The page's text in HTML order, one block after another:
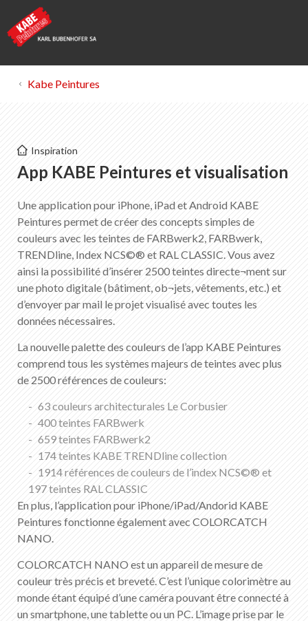
App KABE Peintures & Visualisation
Liste des favoris 0
Portrait de KABE Peintures
Téléchargements
DE EN
Kabe Peintures
Inspiration
App KABE Peintures et visualisation
Une application pour iPhone, iPad et Android KABE
Peintures permet de créer des concepts simples de
couleurs avec les teintes de FARBwerk2, FARBwerk,
TRENDline, Index NCS©® et RAL CLASSIC. Vous avez
ainsi la possibilité d’insérer 2500 teintes directe¬ment sur
une photo digitale (bâtiment, ob¬jets, vêtements, etc.) et
d’envoyer par mail le projet visualisé avec toutes les
données nécessaires.
La nouvelle palette des couleurs de l’app KABE Peintures
comprend tous les systèmes majeurs de teintes avec plus
de 2500 références de couleurs:
63 couleurs architecturales Le Corbusier
400 teintes FARBwerk
659 teintes FARBwerk2
174 teintes KABE TRENDline collection
1914 références de couleurs de l’index NCS©® et
197 teintes RAL CLASSIC
En plus, l’application pour iPhone/iPad/Andorid KABE
Peintures fonctionne également avec COLORCATCH
NANO.
COLORCATCH NANO est un appareil de mesure de
couleur très précis et breveté. C’est l’unique colorimètre au
monde étant équipé d’une caméra pouvant être connecté à
un smartphone, une tablette ou un PC. L’image prise par le